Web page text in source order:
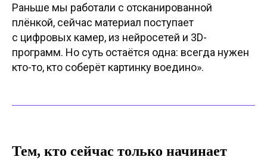
Раньше мы работали с отсканированной
плёнкой, сейчас материал поступает
с цифровых камер, из нейросетей и 3D-
программ. Но суть остаётся одна: всегда нужен
кто-то, кто соберёт картинку воедино».
Тем, кто сейчас только начинает